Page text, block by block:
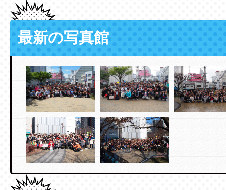
最新の写真館